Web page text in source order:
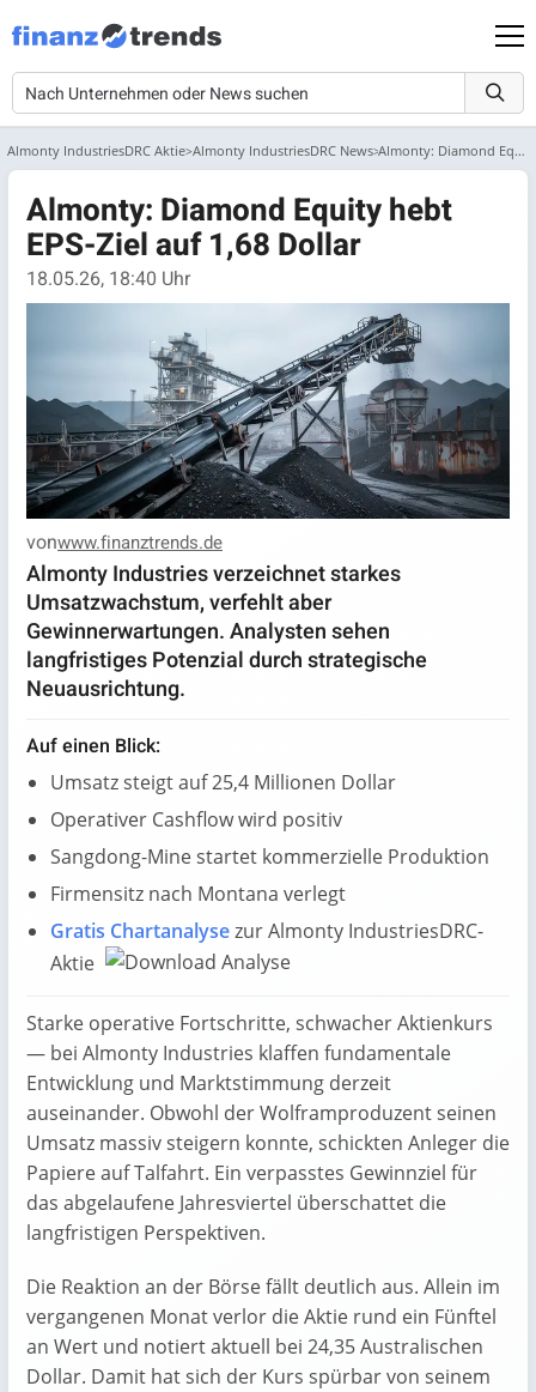
Almonty IndustriesDRC Aktie Almonty IndustriesDRC News Almonty: Diamond Equity hebt EPS-Ziel auf 1,68 Dollar
Almonty: Diamond Equity hebt
EPS-Ziel auf 1,68 Dollar
18.05.26, 18:40 Uhr
vonwww.finanztrends.de
Almonty Industries verzeichnet starkes
Umsatzwachstum, verfehlt aber
Gewinnerwartungen. Analysten sehen
langfristiges Potenzial durch strategische
Neuausrichtung.
Auf einen Blick:
Umsatz steigt auf 25,4 Millionen Dollar
Operativer Cashflow wird positiv
Sangdong-Mine startet kommerzielle Produktion
Firmensitz nach Montana verlegt
Gratis Chartanalysezur Almonty IndustriesDRC-
Aktie
Starke operative Fortschritte, schwacher Aktienkurs
— bei Almonty Industries klaffen fundamentale
Entwicklung und Marktstimmung derzeit
auseinander. Obwohl der Wolframproduzent seinen
Umsatz massiv steigern konnte, schickten Anleger die
Papiere auf Talfahrt. Ein verpasstes Gewinnziel für
das abgelaufene Jahresviertel überschattet die
langfristigen Perspektiven.
Die Reaktion an der Börse fällt deutlich aus. Allein im
vergangenen Monat verlor die Aktie rund ein Fünftel
an Wert und notiert aktuell bei 24,35 Australischen
Dollar. Damit hat sich der Kurs spürbar von seinem